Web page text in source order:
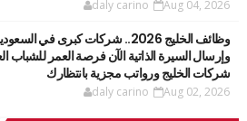
daly carino Aug 04, 2026
وظائف الخليج 2026.. شركات كبرى
وإرسال السيرة الذاتية الآن فرصة العمر
شركات الخليج ورواتب مجزية بانتظارك
daly carino Aug 02, 2026